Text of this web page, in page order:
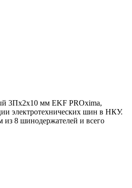
3Пх2х10 мм EKF PROxima,
электротехнических шин в НКУ.
из 8 шинодержателей и всего